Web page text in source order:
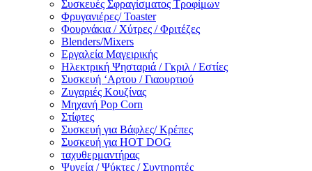
Συσκευές Σφραγίσματος Τροφίμων
Φρυγανιέρες/ Toaster
Φουρνάκια / Χύτρες / Φριτέζες
Blenders/Mixers
Εργαλεία Μαγειρικής
Ηλεκτρική Ψησταριά / Γκριλ / Eστίες
Συσκευή ‘Αρτου / Γιαουρτιού
Ζυγαριές Κουζίνας
Μηχανή Pop Corn
Στίφτες
Συσκευή για Βάφλες/ Κρέπες
Συσκευή για HOT DOG
ταχυθερμαντήρας
Ψυγεία / Ψύκτες / Συντηρητές